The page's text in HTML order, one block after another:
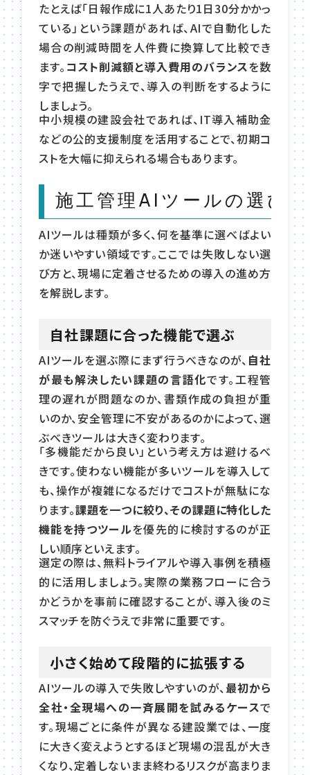
たとえば「日報作成に1人あたり1日30分かかっ
ている」という課題があれば、AIで自動化した
場合の削減時間を人件費に換算して比較でき
ます。 コスト削減額と導入費用のバランスを数
字で把握したうえで、導入の判断をするように
しましょう。
中小規模の建設会社であれば、IT導入補助金
などの公的支援制度を活用することで、初期コ
ストを大幅に抑えられる場合もあります。
施工管理AIツールの選び
AIツールは種類が多く、何を基準に選べばよい
か迷いやすい領域です。ここでは失敗しない選
び方と、現場に定着させるための導入の進め方
を解説します。
自社課題に合った機能で選ぶ
AIツールを選ぶ際にまず行うべきなのが、 自社
が最も解決したい課題の言語化です。工程管
理の遅れが問題なのか、書類作成の負担が重
いのか、安全管理に不安があるのかによって、選
ぶべきツールは大きく変わります。
「多機能だから良い」という考え方は避けるべ
きです。使わない機能が多いツールを導入して
も、操作が複雑になるだけでコストが無駄にな
ります。課題を一つに絞り、その課題に特化した
機能を持つツールを優先的に検討するのが正
しい順序といえます。
選定の際は、無料トライアルや導入事例を積極
的に活用しましょう。実際の業務フローに合う
かどうかを事前に確認することが、導入後のミ
スマッチを防ぐうえで非常に重要です。
小さく始めて段階的に拡張する
AIツールの導入で失敗しやすいのが、最初から
全社・全現場への一斉展開を試みるケースで
す。現場ごとに条件が異なる建設業では、一度
に大きく変えようとするほど現場の混乱が大き
くなり、定着しないまま終わるリスクが高まりま